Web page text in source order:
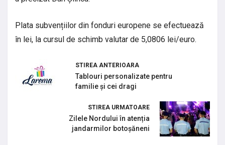
Plata subvențiilor din fonduri europene se efectuează
în lei, la cursul de schimb valutar de 5,0806 lei/euro.
STIREA ANTERIOARA
Tablouri personalizate pentru
familie și cei dragi
STIREA URMATOARE
Zilele Nordului în atenția
jandarmilor botoșăneni